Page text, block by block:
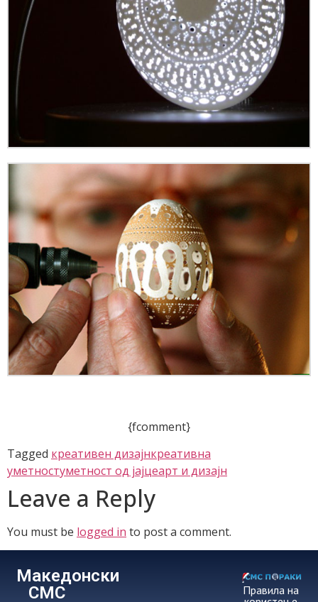
{fcomment}
Tagged креативен дизајнкреативна
уметностуметност од јајцеарт и дизајн
Leave a Reply
You must be logged in to post a comment.
Македонски
СМС
Правила на